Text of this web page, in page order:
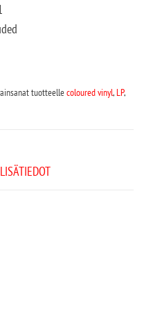
tuotteellecoloured vinyl,LP,
LISÄTIEDOT